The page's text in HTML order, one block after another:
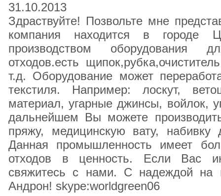
31.10.2013
Здраствуйте! Позвольте мне
компания находится в городе
производством оборудования
отходов.есть
т.д. Оборудование может
текстиля. Например: лоскут,
материал, угарные джинсы, войлок,
дальнейшем Вы можете
пряжу, медицинскую вату,
Данная промышленность имеет
отходов в ценность. Если Вас
свяжитесь с нами. С надеждой на
Андрон! skype:worldgreen06